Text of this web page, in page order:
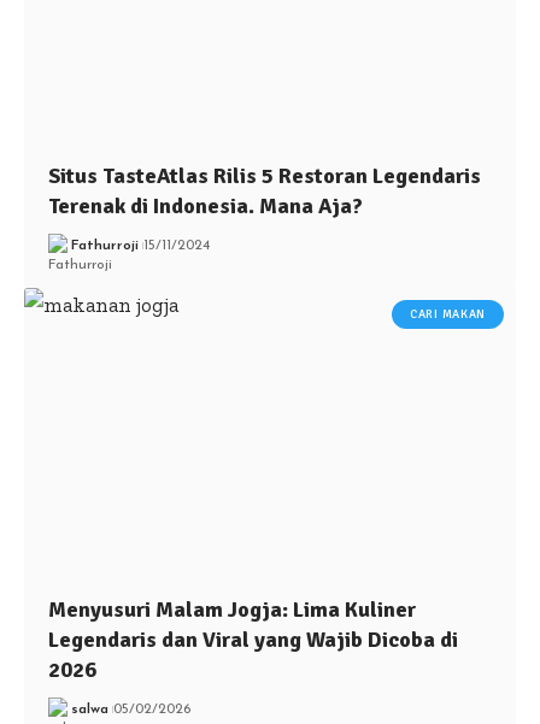
Situs TasteAtlas Rilis 5 Restoran Legendaris
Terenak di Indonesia. Mana Aja?
Fathurroji 15/11/2024
CARI MAKAN
Menyusuri Malam Jogja: Lima Kuliner
Legendaris dan Viral yang Wajib Dicoba di
2026
salwa 05/02/2026